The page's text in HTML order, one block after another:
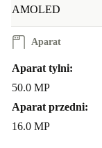
AMOLED
Aparat
Aparat tylni:
50.0 MP
Aparat przedni:
16.0 MP